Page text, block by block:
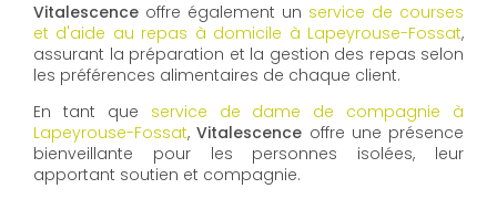
Vitalescence offre également un service de courses
et d'aide au repas à domicile à Lapeyrouse-Fossat,
assurant la préparation et la gestion des repas selon
les préférences alimentaires de chaque client.
En tant que service de dame de compagnie à
Lapeyrouse-Fossat,Vitalescence offre une présence
bienveillante pour les personnes isolées, leur
apportant soutien et compagnie.